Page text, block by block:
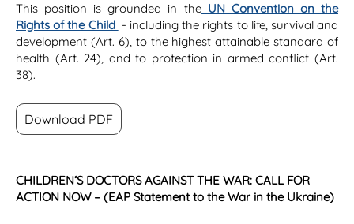
This position is grounded in theUN Convention on the
Rights of the Child - including the rights to life, survival and
development (Art. 6), to the highest attainable standard of
health (Art. 24), and to protection in armed conflict (Art.
38).
Download PDF
CHILDREN‘S DOCTORS AGAINST THE WAR: CALL FOR
ACTION NOW – (EAP Statement to the War in the Ukraine)